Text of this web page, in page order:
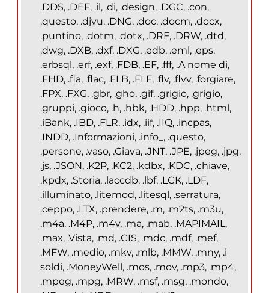
.DDS, .DEF, .il, .di, .design, .DGC, .con,
.questo, .djvu, .DNG, .doc, .docm, .docx,
.puntino, .dotm, .dotx, .DRF, .DRW, .dtd,
.dwg, .DXB, .dxf, .DXG, .edb, .eml, .eps,
.erbsql, .erf, .exf, .FDB, .EF, .fff, .A nome di,
.FHD, .fla, .flac, .FLB, .FLF, .flv, .flvv, .forgiare,
.FPX, .FXG, .gbr, .gho, .gif, .grigio, .grigio,
.gruppi, .gioco, .h, .hbk, .HDD, .hpp, .html,
.iBank, .IBD, .FLR, .idx, .iif, .IIQ, .incpas,
.INDD, .Informazioni, .info_, .questo,
.persone, .vaso, .Giava, .JNT, .JPE, .jpeg, .jpg,
.js, .JSON, .K2P, .KC2, .kdbx, .KDC, .chiave,
.kpdx, .Storia, .laccdb, .lbf, .LCK, .LDF,
.illuminato, .litemod, .litesql, .serratura,
.ceppo, .LTX, .prendere, .m, .m2ts, .m3u,
.m4a, .M4P, .m4v, .ma, .mab, .MAPIMAIL,
.max, .Vista, .md, .CIS, .mdc, .mdf, .mef,
.MFW, .medio, .mkv, .mlb, .MMW, .mny, .i
soldi, .MoneyWell, .mos, .mov, .mp3, .mp4,
.mpeg, .mpg, .MRW, .msf, .msg, .mondo,